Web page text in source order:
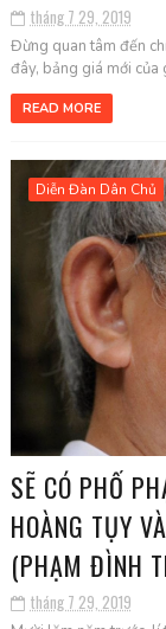
tháng 7 29, 2019
Đừng quan tâm đến
đây, bảng giá mới của
READ MORE
Diễn Đàn Dân Chủ
SẼ CÓ PHỐ
HOÀNG TỤY
(PHẠM ĐÌNH
tháng 7 29, 2019